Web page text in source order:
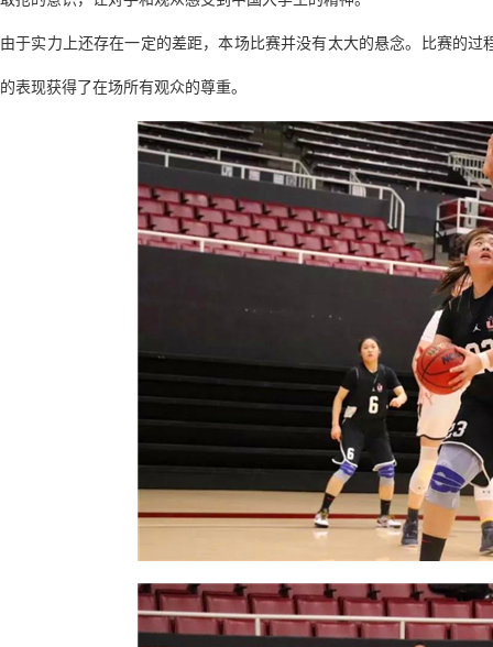
由于实力上还存在一定的差距，本场比赛并没有太大的悬念。比赛的
的表现获得了在场所有观众的尊重。